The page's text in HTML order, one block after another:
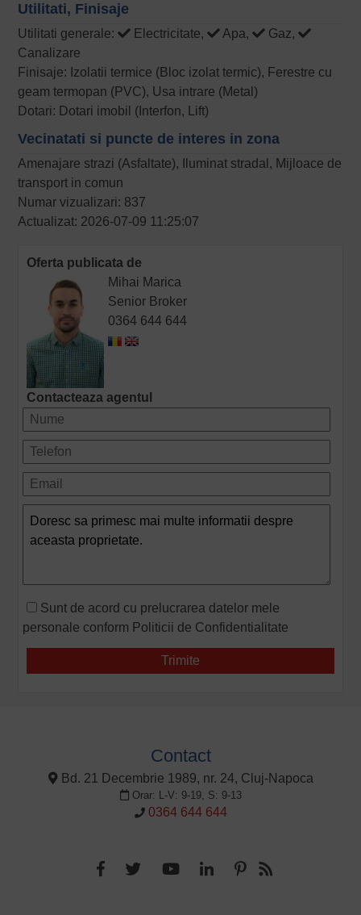
Utilitati, Finisaje
Utilitati generale: Electricitate, Apa,
Gaz,
Canalizare
Finisaje: Izolatii termice (Bloc izolat termic), Ferestre cu
geam termopan (PVC), Usa intrare (Metal)
Dotari: Dotari imobil (Interfon, Lift)
Vecinatati si puncte de interes in zona
Amenajare strazi (Asfaltate), Iluminat stradal, Mijloace de
transport in comun
Numar vizualizari: 837
Actualizat: 2026-07-09 11:25:07
Oferta publicata de
Mihai Marica
Senior Broker
0364 644 644
Contacteaza agentul
Sunt de acord cu prelucrarea datelor mele
personale conform Politicii de Confidentialitate
Contact
Bd. 21 Decembrie 1989, nr. 24, Cluj-Napoca
Orar: L-V: 9-19, S: 9-13
0364 644 644